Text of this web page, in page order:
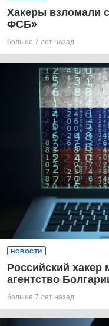
Хакеры взломали
ФСБ»
больше 7 лет назад
НОВОСТИ
Российский хакер
агентство
больше 7 лет назад